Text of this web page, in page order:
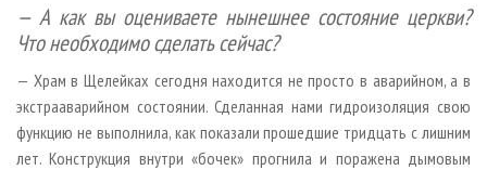
— А как вы оцениваете нынешнее состояние церкви?
Что необходимо сделать сейчас?
— Храм в Щелейках сегодня находится не просто в аварийном, а в
экстрааварийном состоянии. Сделанная нами гидроизоляция свою
функцию не выполнила, как показали прошедшие тридцать с лишним
лет. Конструкция внутри «бочек» прогнила и поражена дымовым